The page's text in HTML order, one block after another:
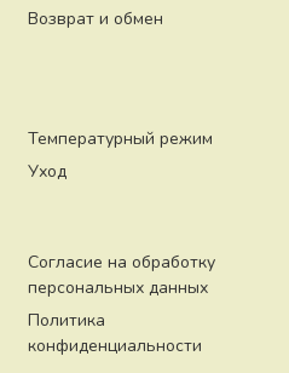
Возврат и обмен
Температурный режим
Уход
Согласие на обработку
персональных данных
Политика
конфиденциальности